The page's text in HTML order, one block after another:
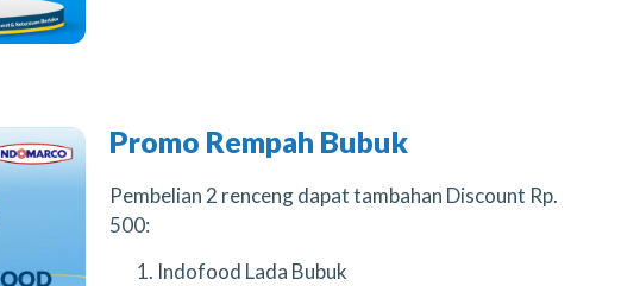
Promo Rempah Bubuk
Pembelian 2 renceng dapat tambahan Discount Rp.
500:
Indofood Lada Bubuk